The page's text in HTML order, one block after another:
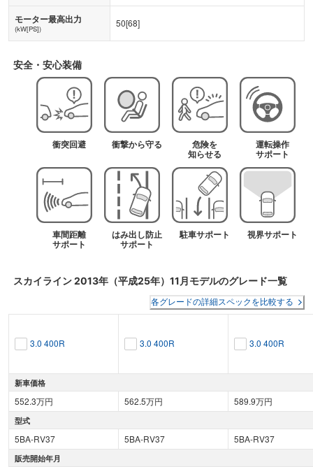
モーター最高出力
(kW[PS]) 50[68]
安全・安心装備
衝突回避 衝撃から守る 危険を
知らせる
運転操作
サポート
車間距離
サポート
はみ出し防止
サポート
駐車サポート 視界サポート
スカイライン2013年（平成25年）11月モデルのグレード一覧
各グレードの詳細スペックを比較する
3.0 400R 3.0 400R 3.0 400R
新車価格
552.3万円 562.5万円 589.9万円
型式
5BA-RV37 5BA-RV37 5BA-RV37
販売開始年月